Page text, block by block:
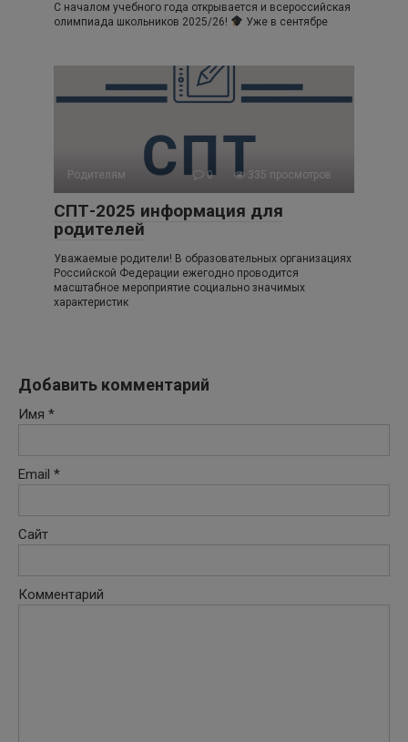
С началом учебного года открывается и всероссийская
олимпиада школьников 2025/26!
Уже в сентябре
Родителям 0 335 просмотров
СПТ-2025 информация для
родителей
Уважаемые родители! В образовательных организациях
Российской Федерации ежегодно проводится
масштабное мероприятие социально значимых
характеристик
Добавить комментарий
Имя *
Email *
Сайт
Комментарий